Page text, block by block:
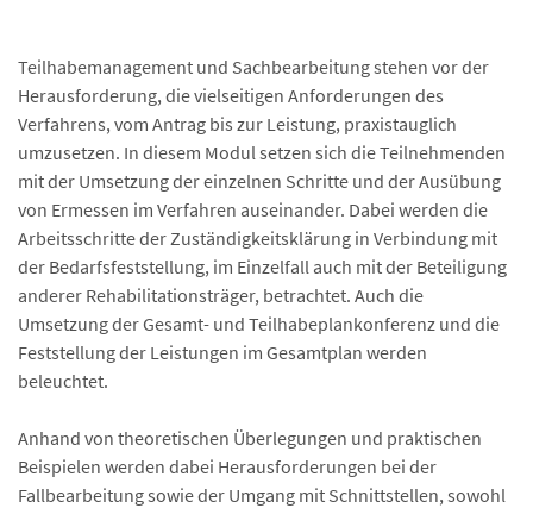
Teilhabemanagement und Sachbearbeitung stehen vor der
Herausforderung, die vielseitigen Anforderungen des
Verfahrens, vom Antrag bis zur Leistung, praxistauglich
umzusetzen. In diesem Modul setzen sich die Teilnehmenden
mit der Umsetzung der einzelnen Schritte und der Ausübung
von Ermessen im Verfahren auseinander. Dabei werden die
Arbeitsschritte der Zuständigkeitsklärung in Verbindung mit
der Bedarfsfeststellung, im Einzelfall auch mit der Beteiligung
anderer Rehabilitationsträger, betrachtet. Auch die
Umsetzung der Gesamt- und Teilhabeplankonferenz und die
Feststellung der Leistungen im Gesamtplan werden
beleuchtet.
Anhand von theoretischen Überlegungen und praktischen
Beispielen werden dabei Herausforderungen bei der
Fallbearbeitung sowie der Umgang mit Schnittstellen, sowohl